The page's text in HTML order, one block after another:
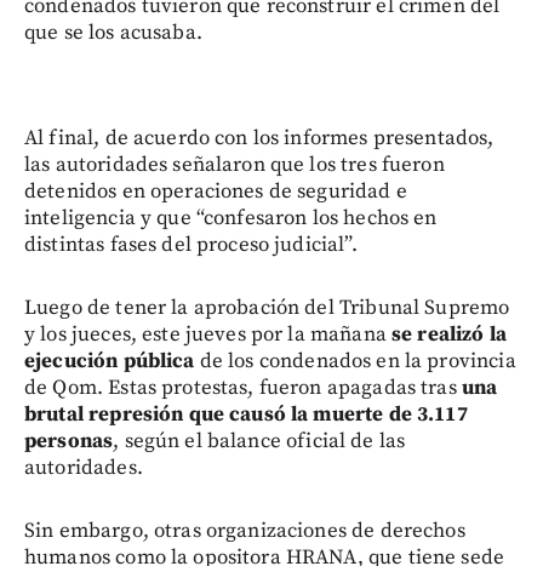
condenados tuvieron que reconstruir el crimen del
que se los acusaba.
Al final, de acuerdo con los informes presentados,
las autoridades señalaron que los tres fueron
detenidos en operaciones de seguridad e
inteligencia y que “confesaron los hechos en
distintas fases del proceso judicial”.
Luego de tener la aprobación del Tribunal Supremo
y los jueces, este jueves por la mañanase realizó la
ejecución pública de los condenados en la provincia
de Qom. Estas protestas, fueron apagadas trasuna
brutal represión que causó la muerte de 3.117
personas, según el balance oficial de las
autoridades.
Sin embargo, otras organizaciones de derechos
humanos como la opositora HRANA, que tiene sede